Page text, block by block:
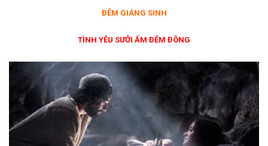
ĐÊM GIÁNG SINH
TÌNH YÊU SƯỞI ẤM ĐÊM ĐÔNG